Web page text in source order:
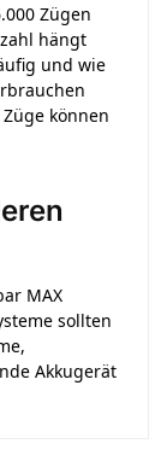
Zügen
hängt
und wie
können
MAX
sollten
Akkugerät